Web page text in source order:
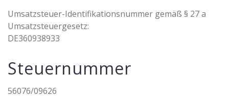
Umsatzsteuer-Identifikationsnummer gemäß § 27 a
Umsatzsteuergesetz:
DE360938933
Steuernummer
56076/09626